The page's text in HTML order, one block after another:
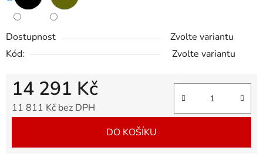
Dostupnost
Zvolte variantu
Kód:
Zvolte variantu
14 291 Kč
11 811 Kč bez DPH
DO KOŠÍKU